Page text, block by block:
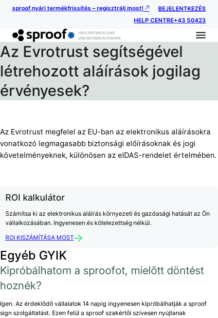
sproof nyári termékfrissítés – regisztrálj most!
BEJELENTKEZÉS
HELP CENTRE+43 50423
Az Evrotrust segítségével
létrehozott aláírások jogilag
érvényesek?
Az Evrotrust megfelel az EU-ban az elektronikus aláírásokra
vonatkozó legmagasabb biztonsági előírásoknak és jogi
követelményeknek, különösen az eIDAS-rendelet értelmében.
ROI kalkulátor
Számítsa ki az elektronikus aláírás környezeti és gazdasági hatását az Ön
vállalkozásában. Ingyenesen és kötelezettség nélkül.
ROI KISZÁMÍTÁSA MOST
Egyéb GYIK
Kipróbálhatom a sproofot, mielőtt döntést
hoznék?
Igen. Az érdeklődő vállalatok 14 napig ingyenesen kipróbálhatják a sproof
sign szolgáltatást. Ezen felül a sproof szakértői szívesen nyújtanak